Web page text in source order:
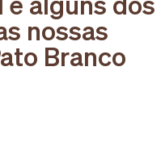
nossas
Branco